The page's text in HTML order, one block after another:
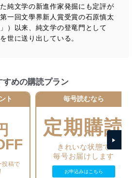
関連する法令、国が定める指針及び
します。また、当社の管理の仕組み
びその他の規範を常に適合させま
ィ対策をはじめとする安全対策を実
えい、滅失またはき損の防止及び是
取り扱うことのできる機器及び当該
う従業者を明確化し、 個人データへ
セスを防止しています。
備されているユーザー制御機能（ユ
ント制御）により、個人情報データ
純文学の新進作家発掘にも定評が
一回文學界新人賞受賞の石原慎太
）以来、純文学の登竜門として
世に送り出している。
すめの購読プラン
ト
投稿で
毎号読むなら
定期購読
きれいな状態で
毎号お届けします
お申込みはこちら